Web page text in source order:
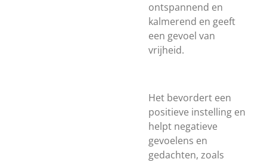
ontspannend en
kalmerend en geeft
een gevoel van
vrijheid.
Het bevordert een
positieve instelling en
helpt negatieve
gevoelens en
gedachten, zoals